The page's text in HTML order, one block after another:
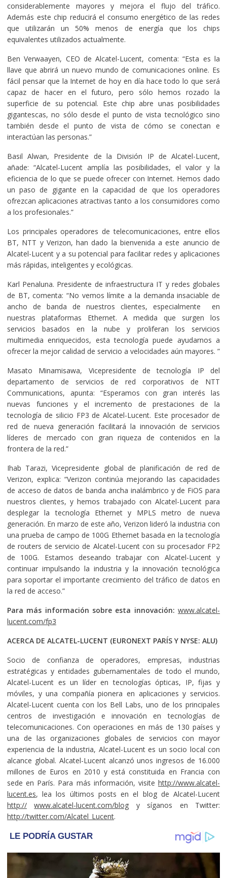
considerablemente mayores y mejora el flujo del tráfico.
Además este chip reducirá el consumo energético de las redes
que utilizarán un 50% menos de energía que los chips
equivalentes utilizados actualmente.
Ben Verwaayen, CEO de Alcatel-Lucent, comenta: “Esta es la
llave que abrirá un nuevo mundo de comunicaciones online. Es
fácil pensar que la Internet de hoy en día hace todo lo que será
capaz de hacer en el futuro, pero sólo hemos rozado la
superficie de su potencial. Este chip abre unas posibilidades
gigantescas, no sólo desde el punto de vista tecnológico sino
también desde el punto de vista de cómo se conectan e
interactúan las personas.”
Basil Alwan, Presidente de la División IP de Alcatel-Lucent,
añade: “Alcatel-Lucent amplía las posibilidades, el valor y la
eficiencia de lo que se puede ofrecer con Internet. Hemos dado
un paso de gigante en la capacidad de que los operadores
ofrezcan aplicaciones atractivas tanto a los consumidores como
a los profesionales.”
Los principales operadores de telecomunicaciones, entre ellos
BT, NTT y Verizon, han dado la bienvenida a este anuncio de
Alcatel-Lucent y a su potencial para facilitar redes y aplicaciones
más rápidas, inteligentes y ecológicas.
Karl Penaluna. Presidente de infraestructura IT y redes globales
de BT, comenta: “No vemos límite a la demanda insaciable de
ancho de banda de nuestros clientes, especialmente en
nuestras plataformas Ethernet. A medida que surgen los
servicios basados en la nube y proliferan los servicios
multimedia enriquecidos, esta tecnología puede ayudarnos a
ofrecer la mejor calidad de servicio a velocidades aún mayores. ”
Masato Minamisawa, Vicepresidente de tecnología IP del
departamento de servicios de red corporativos de NTT
Communications, apunta: “Esperamos con gran interés las
nuevas funciones y el incremento de prestaciones de la
tecnología de silicio FP3 de Alcatel-Lucent. Este procesador de
red de nueva generación facilitará la innovación de servicios
líderes de mercado con gran riqueza de contenidos en la
frontera de la red.”
Ihab Tarazi, Vicepresidente global de planificación de red de
Verizon, explica: “Verizon continúa mejorando las capacidades
de acceso de datos de banda ancha inalámbrico y de FiOS para
nuestros clientes, y hemos trabajado con Alcatel-Lucent para
desplegar la tecnología Ethernet y MPLS metro de nueva
generación. En marzo de este año, Verizon lideró la industria con
una prueba de campo de 100G Ethernet basada en la tecnología
de routers de servicio de Alcatel-Lucent con su procesador FP2
de 100G. Estamos deseando trabajar con Alcatel-Lucent y
continuar impulsando la industria y la innovación tecnológica
para soportar el importante crecimiento del tráfico de datos en
la red de acceso.”
Para más información sobre esta innovación: www.alcatel-
lucent.com/fp3
ACERCA DE ALCATEL-LUCENT (EURONEXT PARÍS Y NYSE: ALU)
Socio de confianza de operadores, empresas, industrias
estratégicas y entidades gubernamentales de todo el mundo,
Alcatel-Lucent es un líder en tecnologías ópticas, IP, fijas y
móviles, y una compañía pionera en aplicaciones y servicios.
Alcatel-Lucent cuenta con los Bell Labs, uno de los principales
centros de investigación e innovación en tecnologías de
telecomunicaciones. Con operaciones en más de 130 países y
una de las organizaciones globales de servicios con mayor
experiencia de la industria, Alcatel-Lucent es un socio local con
alcance global. Alcatel-Lucent alcanzó unos ingresos de 16.000
millones de Euros en 2010 y está constituida en Francia con
sede en París. Para más información, visitehttp://www.alcatel-
lucent.es, lea los últimos posts en el blog de Alcatel-Lucent
http://
www.alcatel-lucent.com/blog y síganos en Twitter:
http://twitter.com/Alcatel_Lucent.